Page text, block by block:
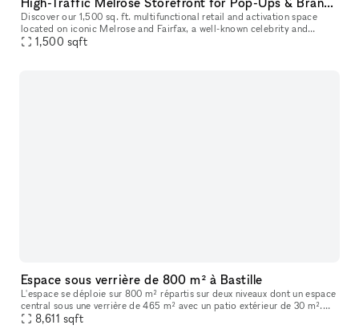
Discover our 1,500 sq. ft. multifunctional retail and activation space
located on iconic Melrose and Fairfax, a well-known celebrity and
1,500 sqft
Espace sous verrière de 800 m² à Bastille
L'espace se déploie sur 800 m² répartis sur deux niveaux dont un espace
central sous une verrière de 465 m² avec un patio extérieur de 30 m².
Vous trouverez en pièce jointe une présentation détaillée
8,611 sqft